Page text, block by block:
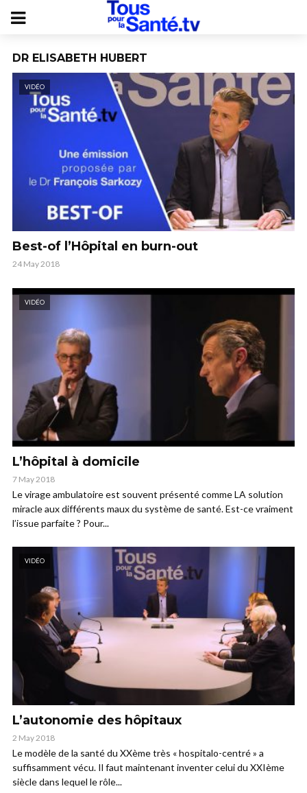
DR ELISABETH HUBERT
VIDÉO
Best-of l’Hôpital en burn-out
24 May 2018
VIDÉO
L’hôpital à domicile
7 May 2018
Le virage ambulatoire est souvent présenté comme LA solution
miracle aux différents maux du système de santé. Est-ce vraiment
l’issue parfaite ? Pour...
VIDÉO
L’autonomie des hôpitaux
2 May 2018
Le modèle de la santé du XXème très « hospitalo-centré » a
suffisamment vécu. Il faut maintenant inventer celui du XXIème
siècle dans lequel le rôle...